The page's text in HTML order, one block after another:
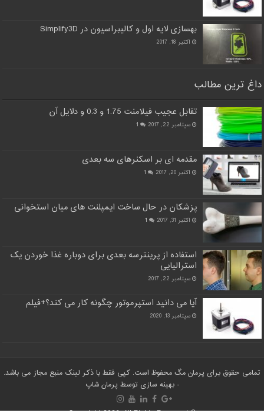
بهسازی لایه اول و کالیبراسیون در Simplify3D
اکتبر 18, 2017
داغ ترین مطالب
تقابل عجیب فیلامنت 1.75 و 0.3 و دلایل آن
سپتامبر 22, 2017 1
مقدمه ای بر اسکنرهای سه بعدی
اکتبر 20, 2017 1
پزشکان در حال ساخت ایمپلنت های میان استخوانی
اکتبر 31, 2017 1
استفاده از پرینترسه بعدی برای دوباره غذا خوردن یک
استرالیایی
سپتامبر 22, 2017
آیا می دانید استپرموتور چگونه کار می کند؟+فیلم
سپتامبر 13, 2020
تمامی حقوق برای پرمان مگ محفوظ است. کپی فقط با ذکر لینک منبع مجاز می باشد.
- بهینه سازی توسط پرمان شاپ
© Copyright 2026, All Rights Reserved